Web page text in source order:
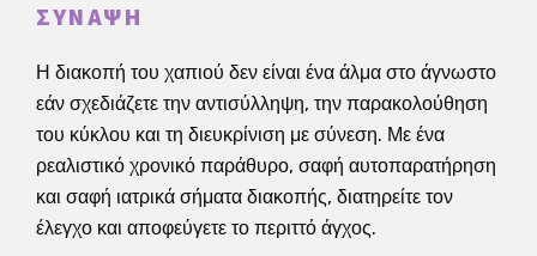
ΣΎΝΑΨΗ
Η διακοπή του χαπιού δεν είναι ένα άλμα στο άγνωστο
εάν σχεδιάζετε την αντισύλληψη, την παρακολούθηση
του κύκλου και τη διευκρίνιση με σύνεση. Με ένα
ρεαλιστικό χρονικό παράθυρο, σαφή αυτοπαρατήρηση
και σαφή ιατρικά σήματα διακοπής, διατηρείτε τον
έλεγχο και αποφεύγετε το περιττό άγχος.